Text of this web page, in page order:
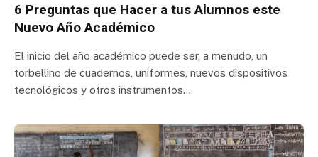
6 Preguntas que Hacer a tus Alumnos este
Nuevo Año Académico
El inicio del año académico puede ser, a menudo, un
torbellino de cuadernos, uniformes, nuevos dispositivos
tecnológicos y otros instrumentos…